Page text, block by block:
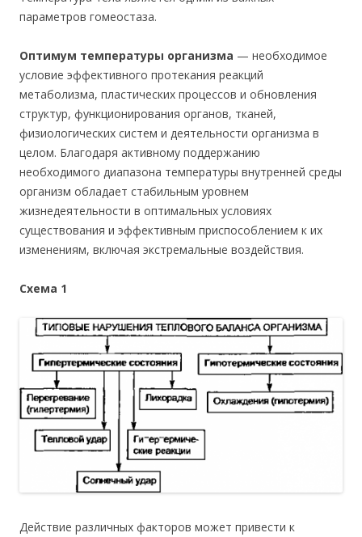
параметров гомеостаза.
Оптимум температуры организма — необходимое
условие эффективного протекания реакций
метаболизма, пластических процессов и обновления
структур, функционирования органов, тканей,
физиологических систем и деятельности организма в
целом. Благодаря активному поддержанию
необходимого диапазона температуры внутренней среды
организм обладает стабильным уровнем
жизнедеятельности в оптимальных условиях
существования и эффективным приспособлением к их
изменениям, включая экстремальные воздействия.
Схема 1
Действие различных факторов может привести к